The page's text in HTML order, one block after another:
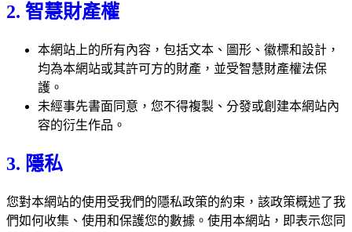
2. 智慧財產權
本網站上的所有內容，包括文本、圖形、徽標和設計，
均為本網站或其許可方的財產，並受智慧財產權法保
護。
未經事先書面同意，您不得複製、分發或創建本網站內
容的衍生作品。
3. 隱私
您對本網站的使用受我們的隱私政策的約束，該政策概述了我
們如何收集、使用和保護您的數據。使用本網站，即表示您同